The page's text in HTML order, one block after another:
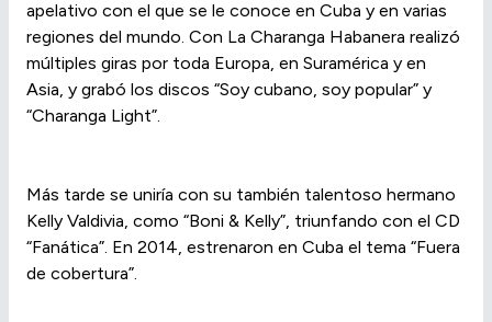
apelativo con el que se le conoce en Cuba y en varias
regiones del mundo. Con La Charanga Habanera realizó
múltiples giras por toda Europa, en Suramérica y en
Asia, y grabó los discos “Soy cubano, soy popular” y
“Charanga Light”.
Más tarde se uniría con su también talentoso hermano
Kelly Valdivia, como “Boni & Kelly”, triunfando con el CD
“Fanática”. En 2014, estrenaron en Cuba el tema “Fuera
de cobertura”.